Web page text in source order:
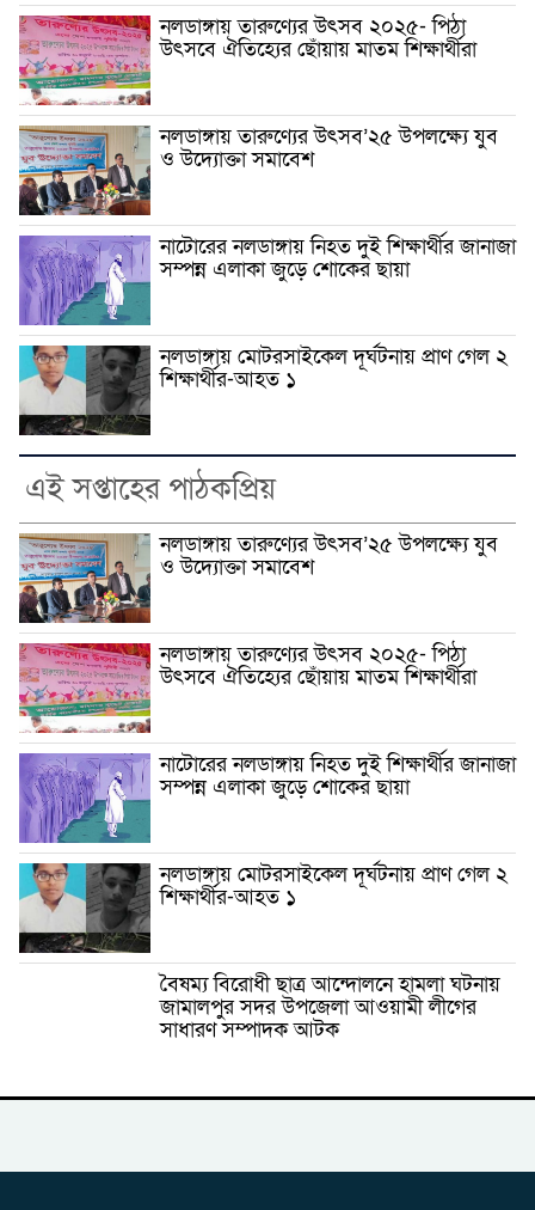
নলডাঙ্গায় তারুণ্যের উৎসব ২০২৫- পিঠা
উৎসবে ঐতিহ্যের ছোঁয়ায় মাতম শিক্ষার্থীরা
নলডাঙ্গায় তারুণ্যের উৎসব’২৫ উপলক্ষ্যে যুব
ও উদ্যোক্তা সমাবেশ
নাটোরের নলডাঙ্গায় নিহত দুই শিক্ষার্থীর জানাজা
সম্পন্ন এলাকা জুড়ে শোকের ছায়া
নলডাঙ্গায় মোটরসাইকেল দূর্ঘটনায় প্রাণ গেল ২
শিক্ষার্থীর-আহত ১
এই সপ্তাহের পাঠকপ্রিয়
নলডাঙ্গায় তারুণ্যের উৎসব’২৫ উপলক্ষ্যে যুব
ও উদ্যোক্তা সমাবেশ
নলডাঙ্গায় তারুণ্যের উৎসব ২০২৫- পিঠা
উৎসবে ঐতিহ্যের ছোঁয়ায় মাতম শিক্ষার্থীরা
নাটোরের নলডাঙ্গায় নিহত দুই শিক্ষার্থীর জানাজা
সম্পন্ন এলাকা জুড়ে শোকের ছায়া
নলডাঙ্গায় মোটরসাইকেল দূর্ঘটনায় প্রাণ গেল ২
শিক্ষার্থীর-আহত ১
বৈষম্য বিরোধী ছাত্র আন্দোলনে হামলা ঘটনায়
জামালপুর সদর উপজেলা আওয়ামী লীগের
সাধারণ সম্পাদক আটক